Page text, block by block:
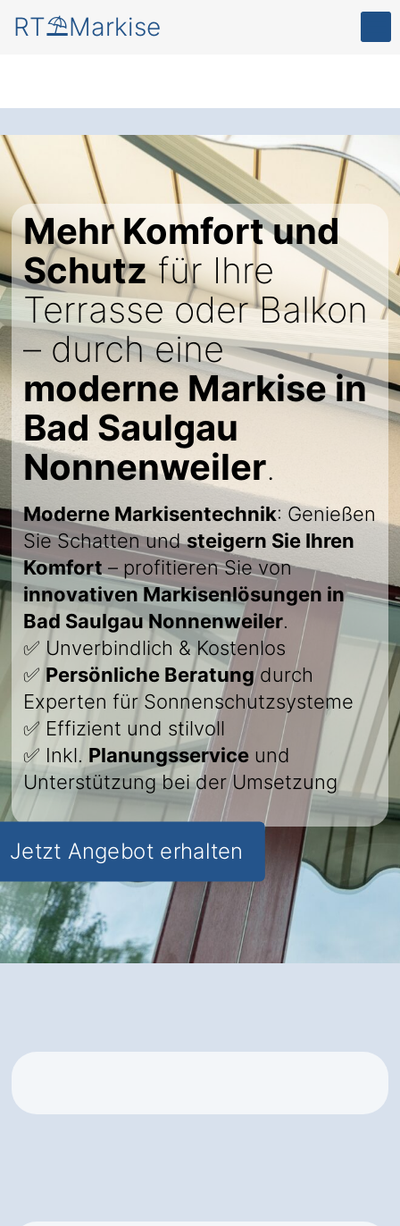
RT⛱️Markise
Mehr Komfort und
Schutzfür Ihre
Terrasse oder Balkon
– durch eine
moderne Markise in
Bad Saulgau
Nonnenweiler.
Moderne Markisentechnik: Genießen
Sie Schatten undsteigern Sie Ihren
Komfort – profitieren Sie von
innovativen Markisenlösungen in
Bad Saulgau Nonnenweiler.
✅ Unverbindlich & Kostenlos
✅ Persönliche Beratungdurch
Experten für Sonnenschutzsysteme
✅ Effizient und stilvoll
✅ Inkl. Planungsservice und
Unterstützung bei der Umsetzung
Jetzt Angebot erhalten